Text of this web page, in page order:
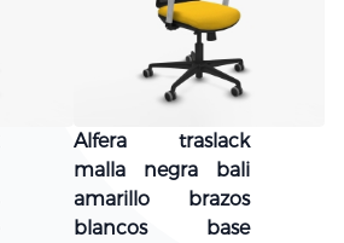
Alfera traslack
malla negra bali
amarillo brazos
blancos base